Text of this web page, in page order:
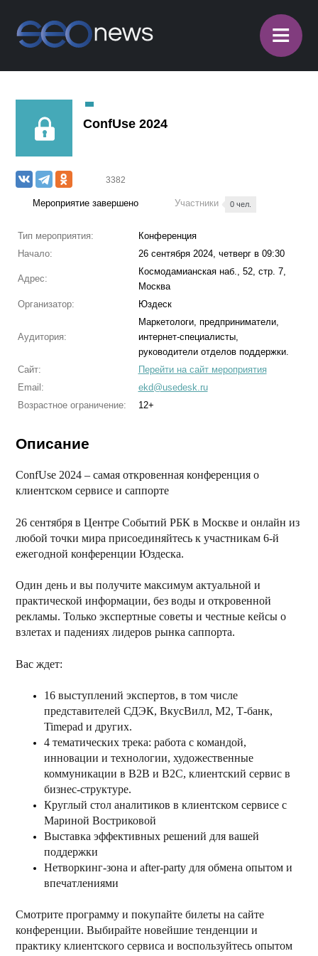
≡
ConfUse 2024
3382
Мероприятие завершено Участники 0 чел.
Тип мероприятия:
Конференция
Начало:
26 сентября 2024, четверг в 09:30
Адрес:
Космодамианская наб., 52, стр. 7,
Москва
Организатор:
Юздеск
Аудитория:
Маркетологи, предприниматели,
интернет-специалисты,
руководители отделов поддержки.
Сайт:
Перейти на сайт мероприятия
Email:
ekd@usedesk.ru
Возрастное ограничение:
12+
Описание
ConfUse 2024 – самая откровенная конференция о
клиентскомсервисе и саппорте
26 сентября в Центре Событий РБК в Москве и онлайн из
любой точки мира присоединяйтесь к участникам 6-й
ежегодной конференции Юздеска.
Один день и вы получите максимум актуальной и
практической информации, без воды и откровенной
рекламы. Только экспертные советы и честные кейсы о
взлетах и ​​падениях лидеров рынка саппорта.
Вас ждет:
16 выступлений экспертов, в том числе
представителей СДЭК, ВкусВилл, М2, Т-банк,
Timepad и других.
4 тематических трека: работа с командой,
инновации и технологии, художественные
коммуникации в B2B и B2C, клиентский сервис в
бизнес-структуре.
Круглый стол аналитиков в клиентском сервисе с
Мариной Востриковой
Выставка эффективных решений для вашей
поддержки
Нетворкинг-зона и after-party для обмена опытом и
впечатлениями
Смотрите программу и покупайте билеты на сайте
конференции. Выбирайте новейшие тенденции и
практику клиентского сервиса и воспользуйтесь опытом